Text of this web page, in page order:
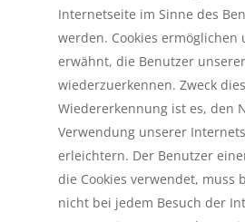
Internetseite im Sinne des
werden. Cookies ermöglichen
erwähnt, die Benutzer
wiederzuerkennen. Zweck
Wiedererkennung ist es, den
Verwendung unserer
erleichtern. Der Benutzer
die Cookies verwendet, muss
nicht bei jedem Besuch der